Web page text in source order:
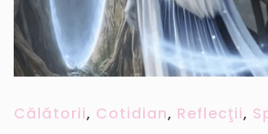
Călătorii, Cotidian, Reflecţii,